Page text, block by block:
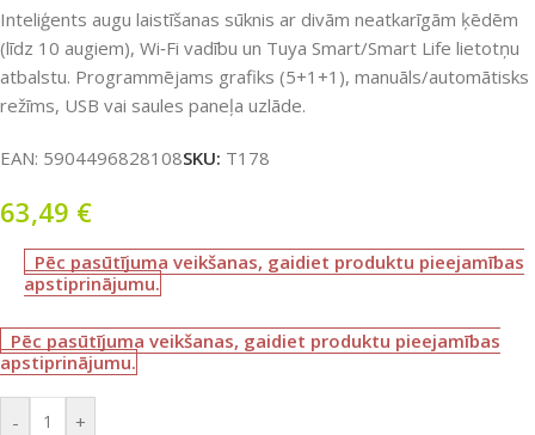
Inteliģents augu laistīšanas sūknis ar divām neatkarīgām ķēdēm
(līdz 10 augiem), Wi‑Fi vadību un Tuya Smart/Smart Life lietotņu
atbalstu. Programmējams grafiks (5+1+1), manuāls/automātisks
režīms, USB vai saules paneļa uzlāde.
EAN: 5904496828108SKU: T178
63,49 €
Pēc pasūtījuma veikšanas, gaidiet produktu pieejamības
apstiprinājumu.
Pēc pasūtījuma veikšanas, gaidiet produktu pieejamības
apstiprinājumu.
- +